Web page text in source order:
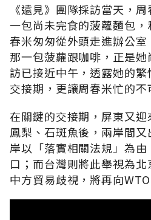
《遠見》團隊採訪當天，
一包尚未完食的菠蘿麵包
春米匆匆從外頭走進辦公
那一包菠蘿跟咖啡，正是
訪已接近中午，透露她的
交接期，更讓周春米忙的不
在關鍵的交接期，屏東又
鳳梨、石斑魚後，兩岸間
岸以「落實相關法規」為
口；而台灣則將此舉視為
中方貿易歧視，將再向WTO